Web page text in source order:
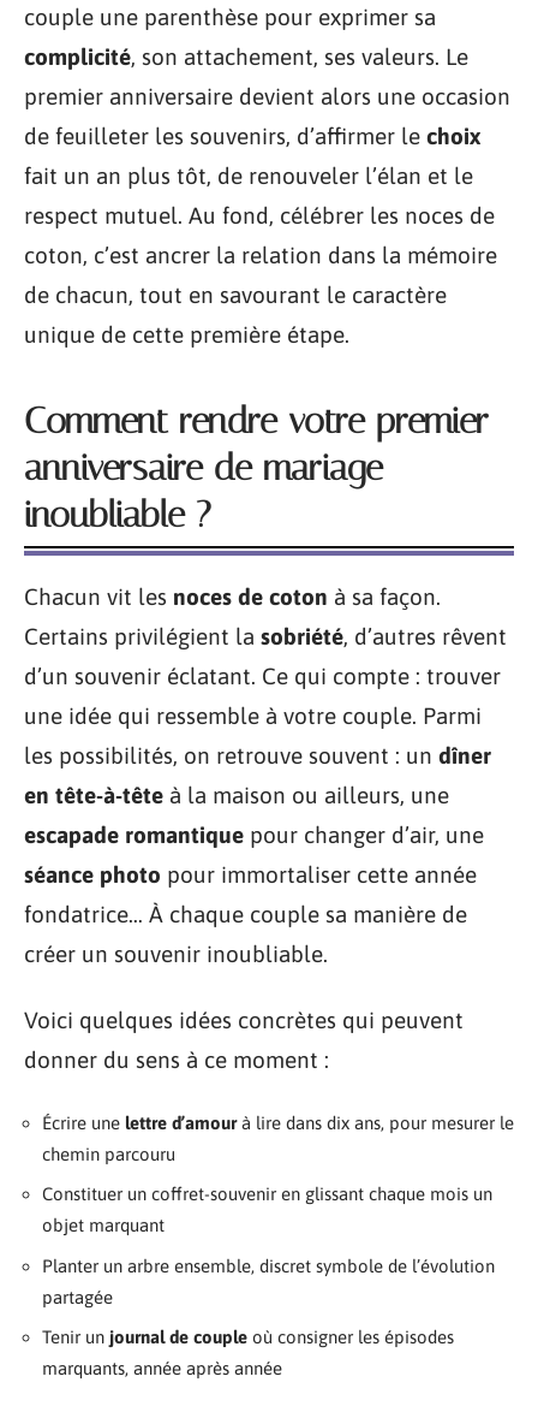
couple une parenthèse pour exprimer sa
complicité, son attachement, ses valeurs. Le
premier anniversaire devient alors une occasion
de feuilleter les souvenirs, d’affirmer le choix
fait un an plus tôt, de renouveler l’élan et le
respect mutuel. Au fond, célébrer les noces de
coton, c’est ancrer la relation dans la mémoire
de chacun, tout en savourant le caractère
unique de cette première étape.
Comment rendre votre premier
anniversaire de mariage
inoubliable ?
Chacun vit les noces de coton à sa façon.
Certains privilégient la sobriété, d’autres rêvent
d’un souvenir éclatant. Ce qui compte : trouver
une idée qui ressemble à votre couple. Parmi
les possibilités, on retrouve souvent : un dîner
en tête-à-tête à la maison ou ailleurs, une
escapade romantique pour changer d’air, une
séance photo pour immortaliser cette année
fondatrice… À chaque couple sa manière de
créer un souvenir inoubliable.
Voici quelques idées concrètes qui peuvent
donner du sens à ce moment :
Écrire une lettre d’amourà lire dans dix ans, pour mesurer le
chemin parcouru
Constituer un coffret-souvenir en glissant chaque mois un
objet marquant
Planter un arbre ensemble, discret symbole de l’évolution
partagée
Tenir un journal de couple où consigner les épisodes
marquants, année après année